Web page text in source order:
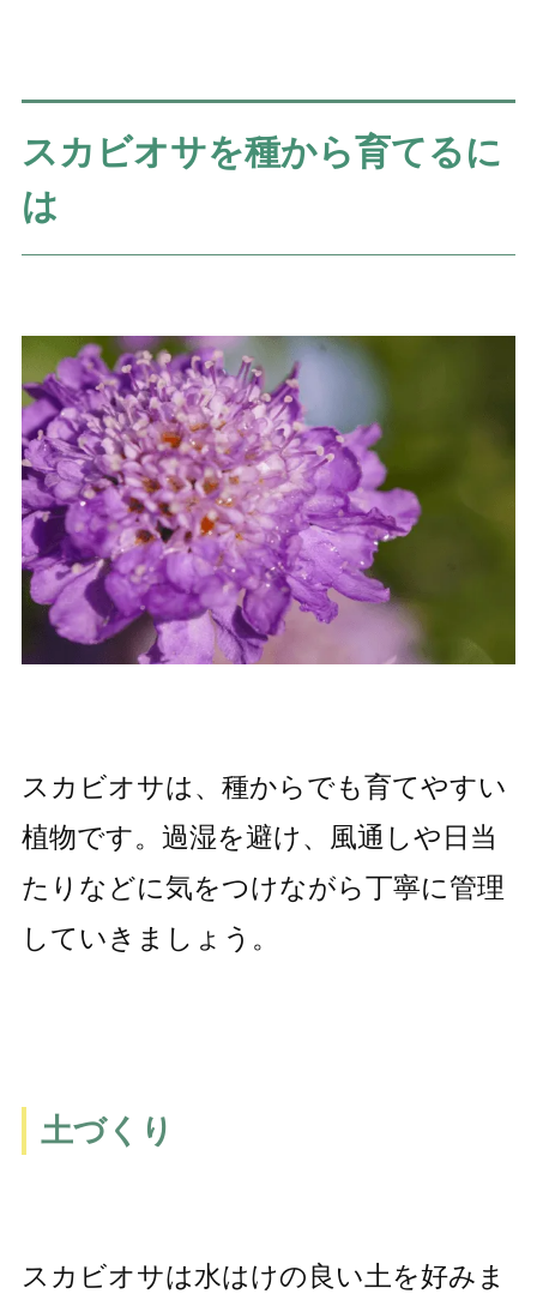
スカビオサを種から育てるに
は
スカビオサは、種からでも育てやすい
植物です。過湿を避け、風通しや日当
たりなどに気をつけながら丁寧に管理
していきましょう。
土づくり
スカビオサは水はけの良い土を好みま